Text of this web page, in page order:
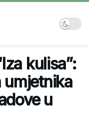
kulisa”:
umjetnika
u